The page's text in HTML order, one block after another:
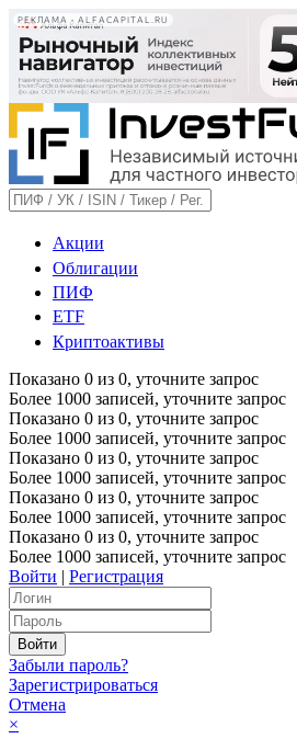
РЕКЛАМА • ALFACAPITAL.RU
Акции
Облигации
ПИФ
ETF
Криптоактивы
Показано 0 из 0, уточните запрос
Более 1000 записей, уточните запрос
Показано 0 из 0, уточните запрос
Более 1000 записей, уточните запрос
Показано 0 из 0, уточните запрос
Более 1000 записей, уточните запрос
Показано 0 из 0, уточните запрос
Более 1000 записей, уточните запрос
Показано 0 из 0, уточните запрос
Более 1000 записей, уточните запрос
Войти | Регистрация
Забыли пароль?
Зарегистрироваться
Отмена
×